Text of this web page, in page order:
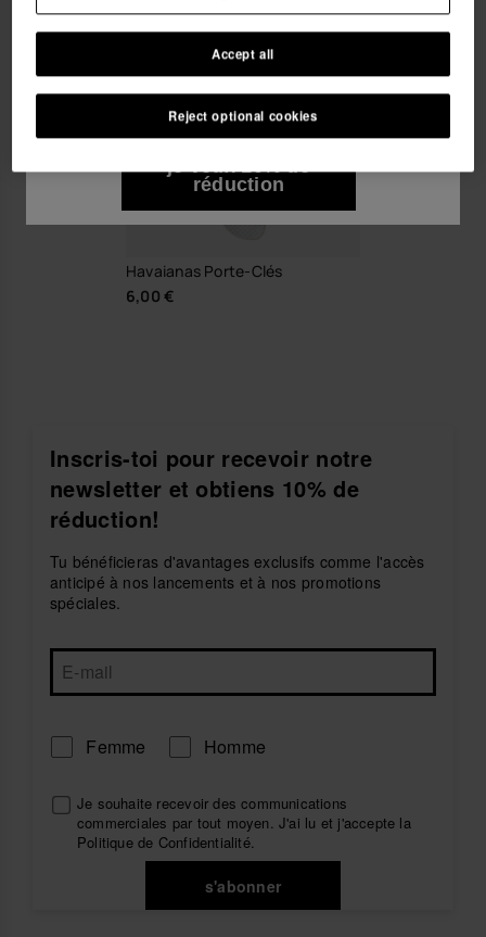
Havaianas Porte-Clés
6,00 €
Inscris-toi pour recevoir notre
newsletter et obtiens 10% de
réduction!
Tu bénéficieras d'avantages exclusifs comme l'accès
anticipé à nos lancements et à nos promotions
spéciales.
Femme Homme
Je souhaite recevoir des communications
commerciales par tout moyen. J'ai lu et j'accepte la
Politique de Confidentialité.
s'abonner
Je souhaite recevoir des communications
commerciales par tout moyen. J'ai lu et j'accepte la
Politique de Confidentialité.
réduction
Reject optional cookies
Accept all